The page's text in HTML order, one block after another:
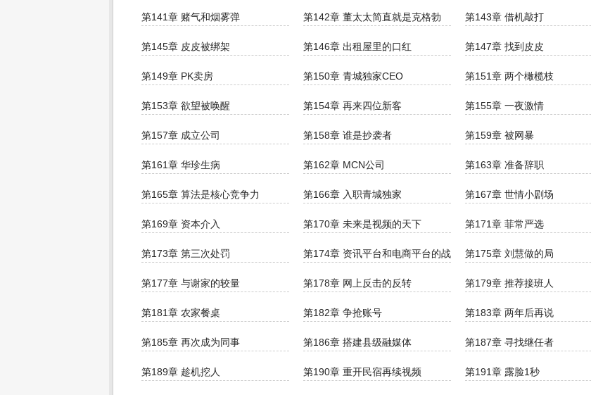
第141章 赌气和烟雾弹 第142章 董太太简直就是克格勃 第143章 借机敲打
第145章 皮皮被绑架 第146章 出租屋里的口红 第147章 找到皮皮
第149章 PK卖房 第150章 青城独家CEO 第151章 两个橄榄枝
第153章 欲望被唤醒 第154章 再来四位新客 第155章 一夜激情
第157章 成立公司 第158章 谁是抄袭者 第159章 被网暴
第161章 华珍生病 第162章 MCN公司 第163章 准备辞职
第165章 算法是核心竞争力 第166章 入职青城独家 第167章 世情小剧场
第169章 资本介入 第170章 未来是视频的天下 第171章 菲常严选
第173章 第三次处罚 第174章 资讯平台和电商平台的战争 第175章 刘慧做的局
第177章 与谢家的较量 第178章 网上反击的反转 第179章 推荐接班人
第181章 农家餐桌 第182章 争抢账号 第183章 两年后再说
第185章 再次成为同事 第186章 搭建县级融媒体 第187章 寻找继任者
第189章 趁机挖人 第190章 重开民宿再续视频 第191章 露脸1秒